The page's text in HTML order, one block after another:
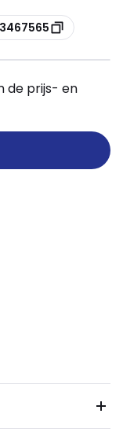
de prijs- en